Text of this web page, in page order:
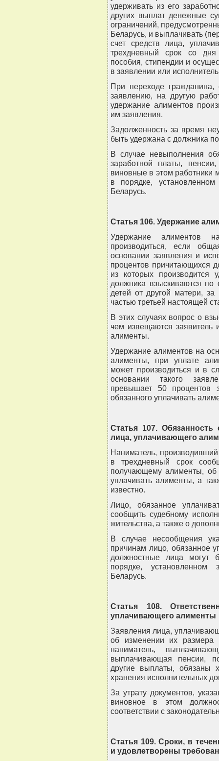
удерживать из его
других выплат денежные
ограничений,
Беларусь, и выплачивать
счет средств лица,
трехдневный срок со
пособия, стипендии и
в заявлении или
При переходе гражданина,
заявлению, на другую
удержание алиментов
им заявления.
Задолженность за время
быть удержана с должника
В случае невыполнения
заработной платы,
виновные в этом работники
в порядке, установленном
Беларусь.
Статья 106. Удержание
Удержание алиментов
производиться, если
основании заявления и
процентов причитающихся
из которых
должника взыскиваются
детей от другой матери, за
частью третьей настоящей
В этих случаях вопрос о
чем извещаются заявитель
алименты.
Удержание алиментов на
алименты, при уплате
может производиться и в
основании такого
превышает 50 процентов
обязанного уплачивать
Статья 107.
лица, уплачивающего
Наниматель,
в трехдневный срок
получающему алименты, об
уплачивать алименты, а
известно.
Лицо, обязанное
сообщить судебному
жительства, а также о
В случае несообщения
причинам лицо, обязанное
должностные лица могут
порядке, установленном
Беларусь.
Статья 108.
уплачивающего алименты
Заявления лица,
об изменении их
наниматель,
выплачивающая пенсии,
другие выплаты, обязаны
хранения исполнительных
За утрату документов,
виновное в этом
соответствии с
Статья 109. Сроки, в
и удовлетворены